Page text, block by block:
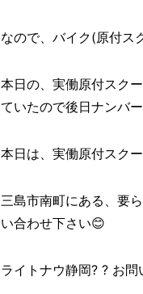
なので、バイク(原付ス
本日の、実働原付スク
ていたので後日ナンバ
本日は、実働原付スク
三島市南町にある、要
い合わせ下さい😊
ライトナウ静岡? ? お